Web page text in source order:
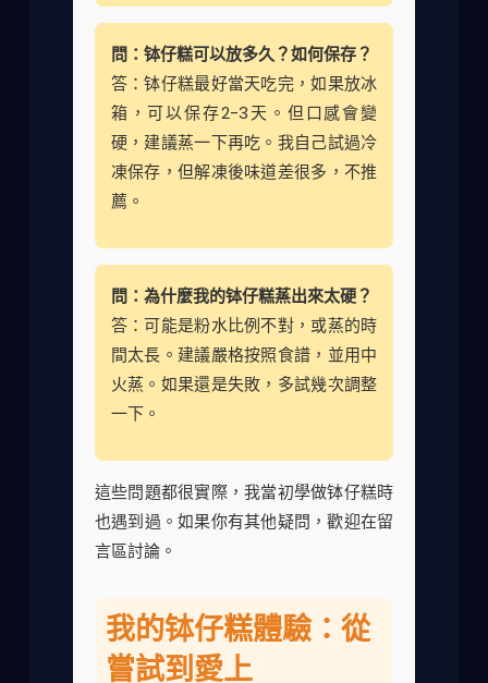
問：钵仔糕可以放多久？如何保存？
答：钵仔糕最好當天吃完，如果放冰
箱，可以保存2-3天。但口感會變
硬，建議蒸一下再吃。我自己試過冷
凍保存，但解凍後味道差很多，不推
薦。
問：為什麼我的钵仔糕蒸出來太硬？
答：可能是粉水比例不對，或蒸的時
間太長。建議嚴格按照食譜，並用中
火蒸。如果還是失敗，多試幾次調整
一下。
這些問題都很實際，我當初學做钵仔糕時
也遇到過。如果你有其他疑問，歡迎在留
言區討論。
我的钵仔糕體驗：從
嘗試到愛上